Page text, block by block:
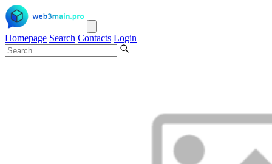
Homepage Search Contacts Login